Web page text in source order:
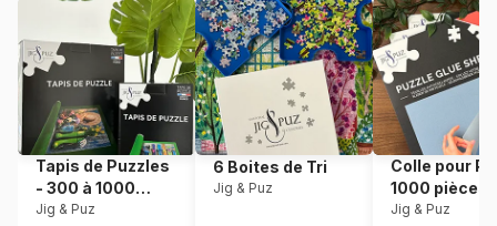
EAN 3663384302800
Nombre de pièces 2000 pièces
Dimensions 98 x 69 cm
Matière primaire
Tapis de Puzzles
- 300 à 1000
pièces
Jig & Puz
6 Boites de Tri
Jig & Puz
Colle pour
1000 pièces
Jig & Puz